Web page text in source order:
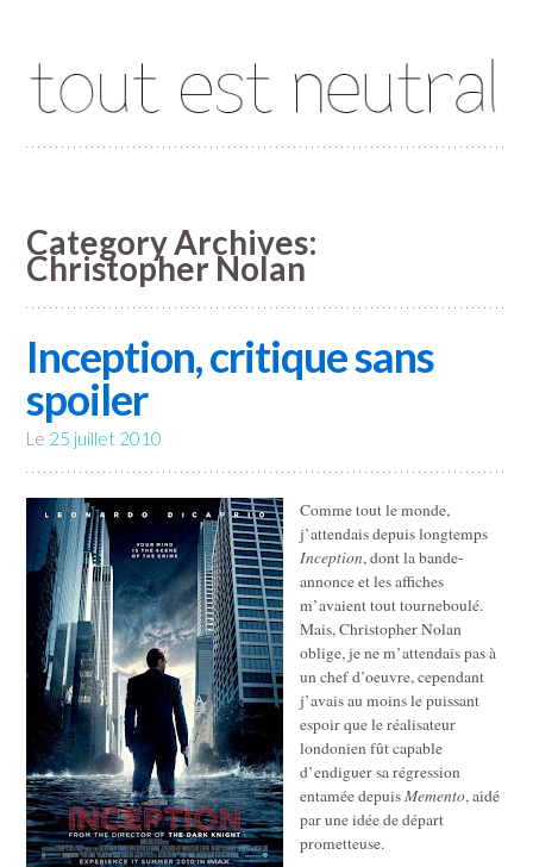
Category Archives:
Christopher Nolan
Inception, critique sans
spoiler
Le 25 juillet 2010
Comme tout le monde,
j’attendais depuis longtemps
Inception, dont la bande-
annonce et les affiches
m’avaient tout tourneboulé.
Mais, Christopher Nolan
oblige, je ne m’attendais pas à
un chef d’oeuvre, cependant
j’avais au moins le puissant
espoir que le réalisateur
londonien fût capable
d’endiguer sa régression
entamée depuis Memento, aidé
par une idée de départ
prometteuse.